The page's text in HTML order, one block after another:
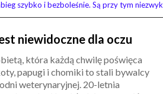
szybko i bezboleśnie. Są przy tym
niewidoczne dla oczu
która każdą chwilę poświęca
papugi i chomiki to stali bywalcy
weterynaryjnej. 20-letnia